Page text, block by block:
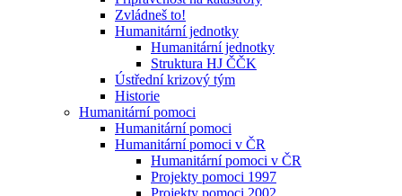
Zvládneš to!
Humanitární jednotky
Humanitární jednotky
Struktura HJ ČČK
Ústřední krizový tým
Historie
Humanitární pomoci
Humanitární pomoci
Humanitární pomoci v ČR
Humanitární pomoci v ČR
Projekty pomoci 1997
Projekty pomoci 2002